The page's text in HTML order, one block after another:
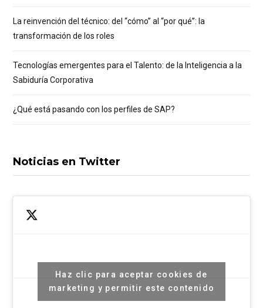
La reinvención del técnico: del “cómo” al “por qué”: la
transformación de los roles
Tecnologías emergentes para el Talento: de la Inteligencia a la
Sabiduría Corporativa
¿Qué está pasando con los perfiles de SAP?
Noticias en Twitter
Haz clic para aceptar cookies de
marketing y permitir este contenido